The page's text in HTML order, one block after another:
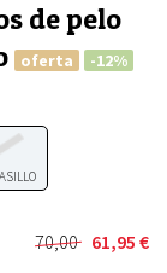
de pelo
oferta -12%
70,00
El 61,95 €
El